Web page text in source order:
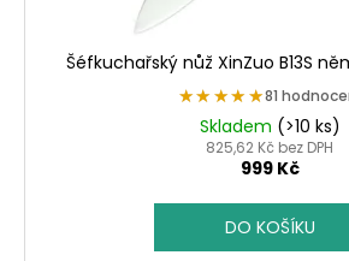
Šéfkuchařský nůž XinZuo B13S
★★★★★
★★★★★81
Skladem (>10 ks)
825,62 Kč bez DPH
999 Kč
DO KOŠÍKU